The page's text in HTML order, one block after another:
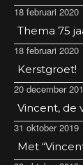
18 februari 2020
Thema 75
18 februari 2020
Kerstgroet!
20 december
Vincent, de
31 oktober 2019
Met